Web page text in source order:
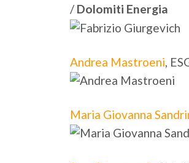
/ Dolomiti Energia
Andrea Mastroeni ,
Maria Giovanna